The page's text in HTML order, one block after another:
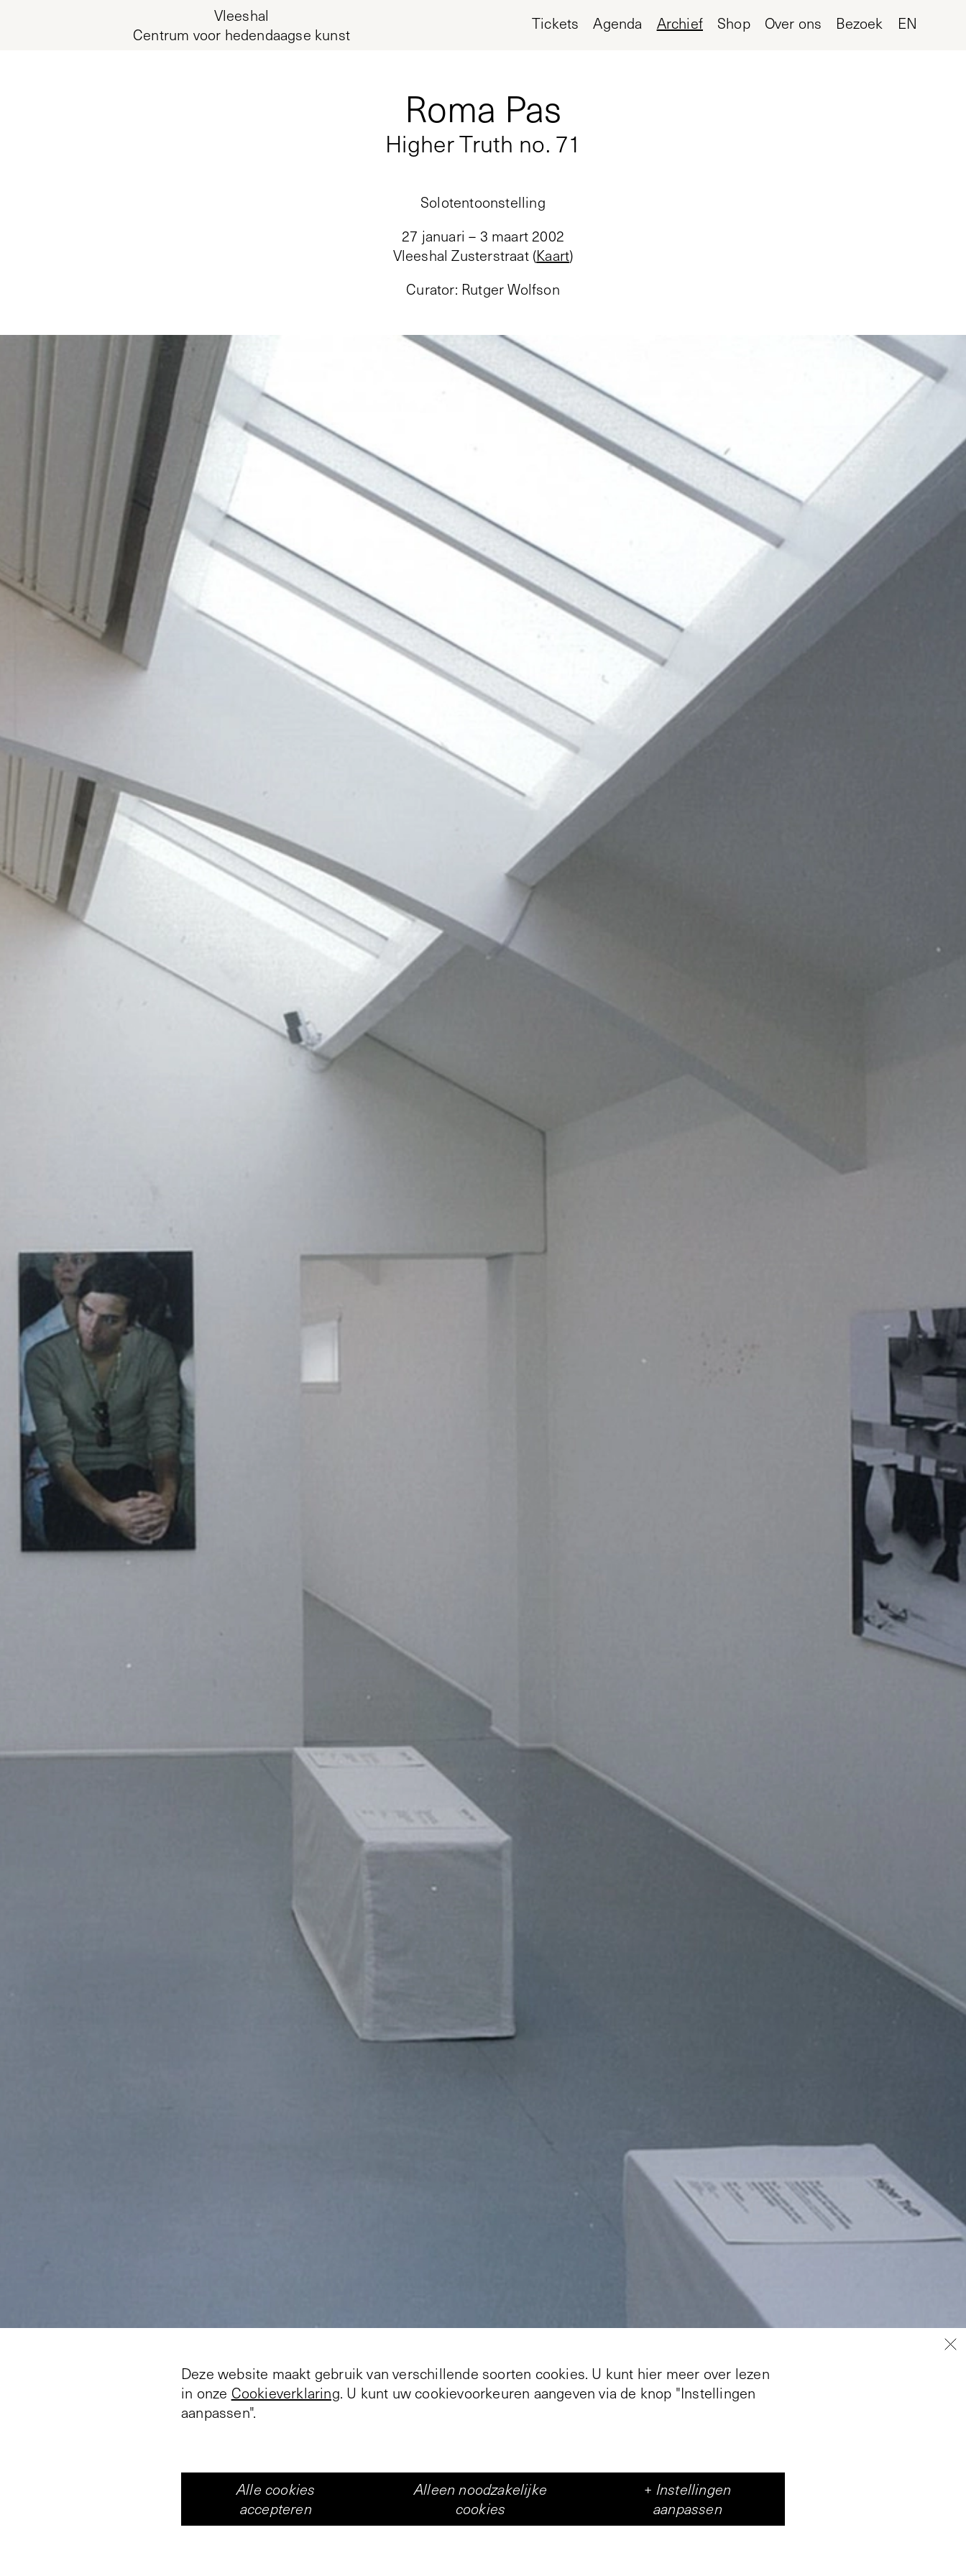
Deze website maakt gebruik van verschillende soorten cookies. U kunt hier meer over lezen
in onze Cookieverklaring. U kunt uw cookievoorkeuren aangeven via de knop "Instellingen
aanpassen".
Alle cookies
accepteren
Alleen noodzakelijke
cookies
+ Instellingen
aanpassen
Vleeshal
Centrum voor hedendaagse kunst
Tickets Agenda Archief Shop Over ons Bezoek EN
Higher Truth no. 71
Roma Pas
Solotentoonstelling
27 januari – 3 maart 2002
Vleeshal Zusterstraat (Kaart)
Curator: Rutger Wolfson
‘Higher Truth no. 5’: Markt
De verleidingskracht van de mode wordt in zijn puurste vorm getoond, zonder dat daar een
kledingstuk aan te pas komt. ‘Higher Truth no. 5’ demonstreert de gave van de mode om een